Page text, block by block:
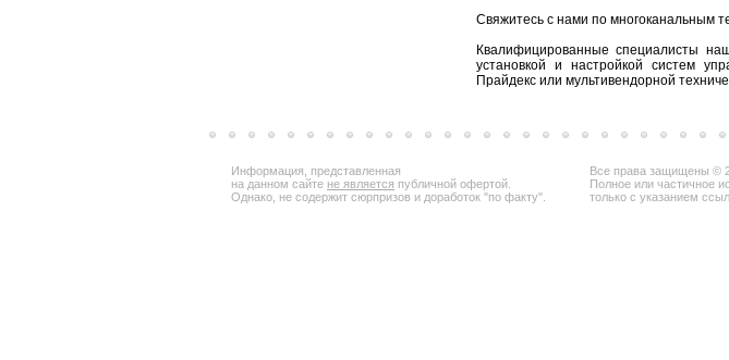
Свяжитесь с нами по многоканальным
Квалифицированные специалисты
установкой и настройкой систем
Прайдекс или мультивендорной
Информация, представленная
на данном сайте не является публичной офертой.
Однако, не содержит сюрпризов и доработок "по факту".
Все права защищены ©
Полное или частичное
только с указанием